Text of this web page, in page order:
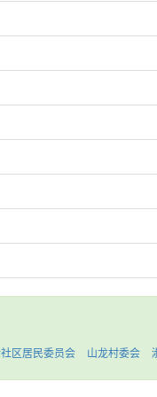
区居民委员会 山龙村委会